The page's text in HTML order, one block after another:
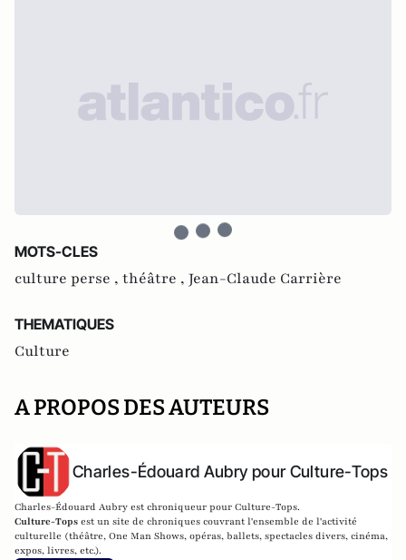
MOTS-CLES
culture perse , théâtre , Jean-Claude Carrière
THEMATIQUES
Culture
A PROPOS DES AUTEURS
Charles-Édouard Aubry pour Culture-Tops
Charles-Édouard Aubry est chroniqueur pour Culture-Tops.
Culture-Tops est un site de chroniques couvrant l'ensemble de l'activité
culturelle (théâtre, One Man Shows, opéras, ballets, spectacles divers, cinéma,
expos, livres, etc.).